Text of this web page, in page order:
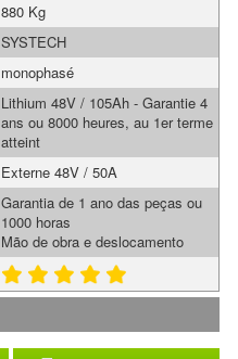
880 Kg
SYSTECH
monophasé
Lithium 48V / 105Ah - Garantie 4
ans ou 8000 heures, au 1er terme
atteint
Externe 48V / 50A
Garantia de 1 ano das peças ou
1000 horas
Mão de obra e deslocamento